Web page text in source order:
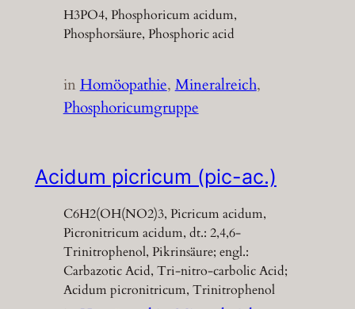
H3PO4, Phosphoricum acidum,
Phosphorsäure, Phosphoric acid
inHomöopathie, Mineralreich
Phosphoricumgruppe
Acidum picricum (pic-ac.)
C6H2(OH(NO2)3, Picricum acidum,
Picronitricum acidum, dt.: 2,4,6-
Trinitrophenol, Pikrinsäure; engl.:
Carbazotic Acid, Tri-nitro-carbolic Acid;
Acidum picronitricum, Trinitrophenol